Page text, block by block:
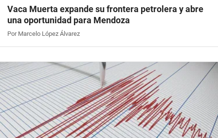
Vaca Muerta expande su frontera petrolera y abre
una oportunidad para Mendoza
Por Marcelo López Álvarez